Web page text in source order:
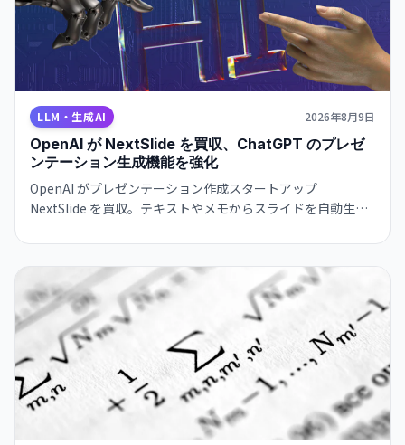
LLM・生成AI 2026年8月9日
OpenAI が NextSlide を買収、ChatGPT のプレゼ
ンテーション生成機能を強化
OpenAI がプレゼンテーション作成スタートアップ
NextSlide を買収。テキストやメモからスライドを自動生成